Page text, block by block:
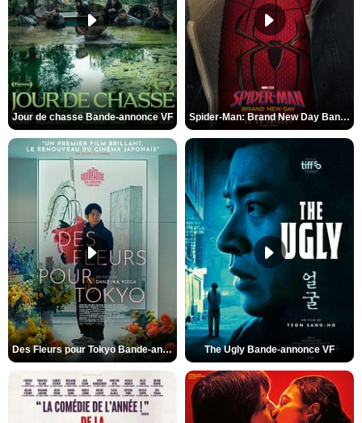
Jour de chasse Bande-annonce VF Spider-Man: Brand New Day Bande-annonce (3) VO STFR
Des Fleurs pour Tokyo Bande-annonce VO STFR The Ugly Bande-annonce VF